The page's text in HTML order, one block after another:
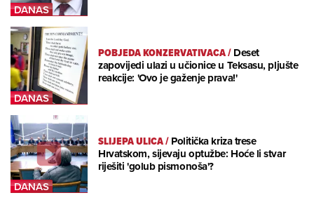
POBJEDA KONZERVATIVACA/Deset
zapovijedi ulazi u učionice u Teksasu, pljušte
reakcije: 'Ovo je gaženje prava!'
SLIJEPA ULICA/Politička kriza trese
Hrvatskom, sijevaju optužbe: Hoće li stvar
riješiti 'golub pismonoša'?